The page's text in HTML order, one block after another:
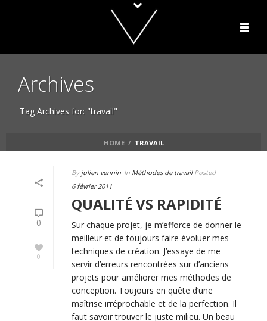
Archives
Tag Archives for: "travail"
HOME / TRAVAIL
0
0
By julien vennin In Méthodes de travailPosted
6 février 2011
QUALITÉ VS RAPIDITÉ
Sur chaque projet, je m’efforce de donner le
meilleur et de toujours faire évoluer mes
techniques de création. J’essaye de me
servir d’erreurs rencontrées sur d’anciens
projets pour améliorer mes méthodes de
conception. Toujours en quête d’une
maîtrise irréprochable et de la perfection. Il
faut savoir trouver le juste milieu. Un beau